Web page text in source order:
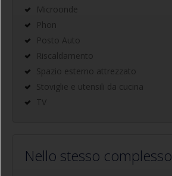
Microonde
Phon
Posto Auto
Riscaldamento
Spazio esterno attrezzato
Stoviglie e utensili da cucina
TV
Nello stesso complesso